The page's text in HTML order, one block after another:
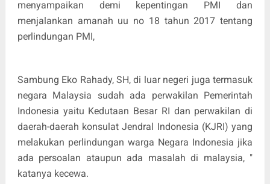
menyampaikan demi kepentingan PMI dan
menjalankan amanah uu no 18 tahun 2017 tentang
perlindungan PMI,
Sambung Eko Rahady, SH, di luar negeri juga termasuk
negara Malaysia sudah ada perwakilan Pemerintah
Indonesia yaitu Kedutaan Besar RI dan perwakilan di
daerah-daerah konsulat Jendral Indonesia (KJRI) yang
melakukan perlindungan warga Negara Indonesia jika
ada persoalan ataupun ada masalah di malaysia, "
katanya kecewa.